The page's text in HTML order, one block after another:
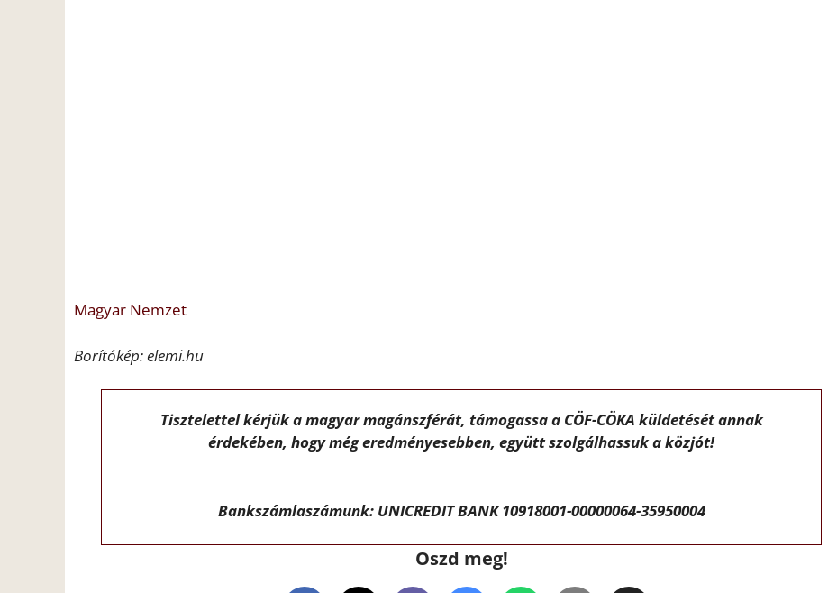
Magyar Nemzet
Borítókép: elemi.hu
Tisztelettel kérjük a magyar magánszférát, támogassa a CÖF-CÖKA küldetését annak
érdekében, hogy még eredményesebben, együtt szolgálhassuk a közjót!
Bankszámlaszámunk: UNICREDIT BANK 10918001-00000064-35950004
Oszd meg!